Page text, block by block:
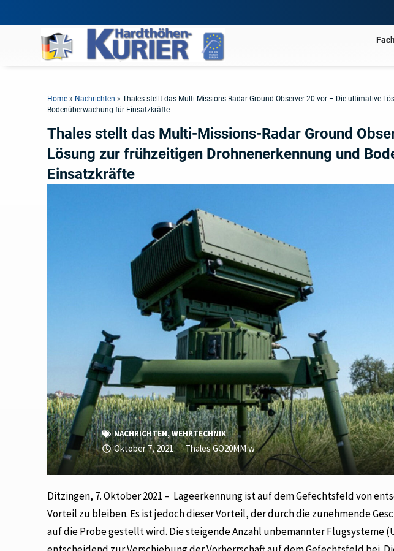
Home » Nachrichten »Thales stellt das Multi-Missions-Radar Ground Observer 20 vor – Die ultimative
Bodenüberwachung für Einsatzkräfte
Thales stellt das Multi-Missions-Radar Ground
Lösung zur frühzeitigen Drohnenerkennung und
Einsatzkräfte
NACHRICHTEN,WEHRTECHNIK
Oktober 7, 2021 Thales GO20MM w
Ditzingen, 7. Oktober 2021 – Lageerkennung ist auf dem Gefechtsfeld von
Vorteil zu bleiben. Es ist jedoch dieser Vorteil, der durch die zunehmende
auf die Probe gestellt wird. Die steigende Anzahl unbemannter Flugsysteme